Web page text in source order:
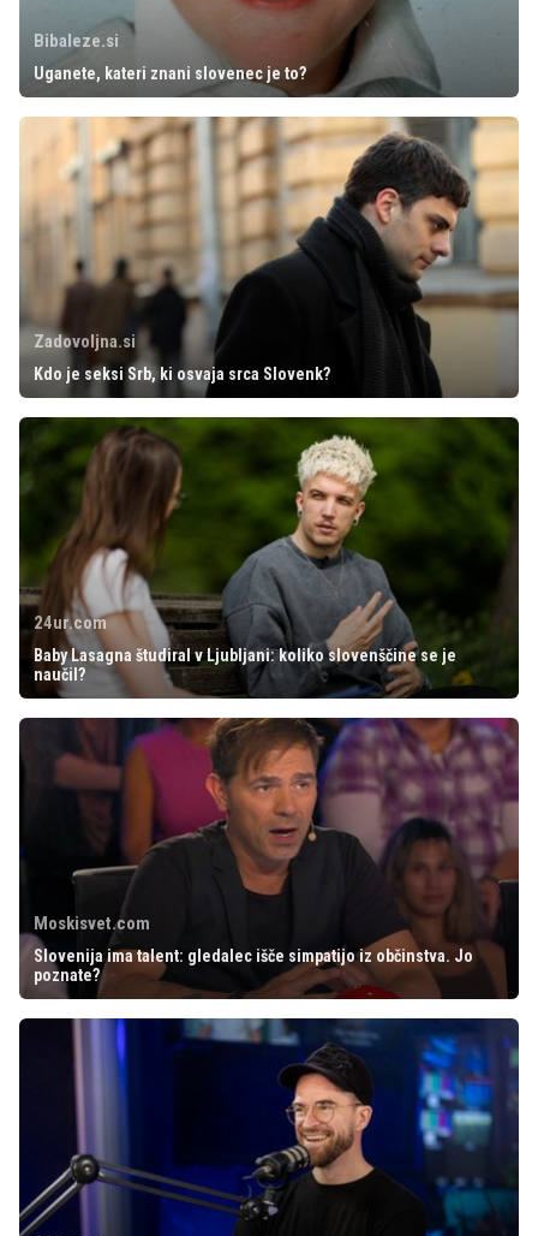
Bibaleze.si
Uganete, kateri znani slovenec je to?
Zadovoljna.si
Kdo je seksi Srb, ki osvaja srca Slovenk?
24ur.com
Baby Lasagna študiral v Ljubljani: koliko slovenščine se je
naučil?
Moskisvet.com
Slovenija ima talent: gledalec išče simpatijo iz občinstva. Jo
poznate?